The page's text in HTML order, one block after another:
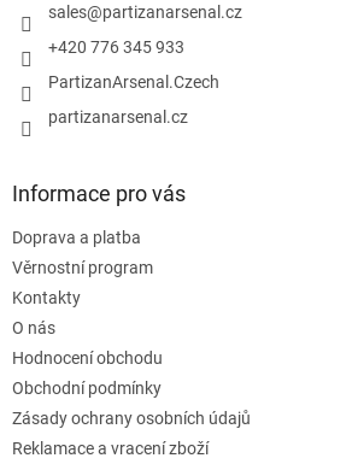
sales@partizanarsenal.cz
+420 776 345 933
PartizanArsenal.Czech
partizanarsenal.cz
Informace pro vás
Doprava a platba
Věrnostní program
Kontakty
O nás
Hodnocení obchodu
Obchodní podmínky
Zásady ochrany osobních údajů
Reklamace a vracení zboží